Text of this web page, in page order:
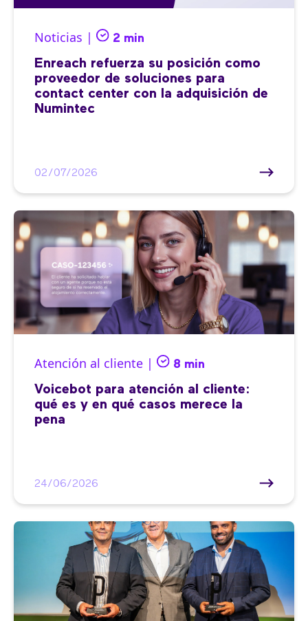
Noticias | 2 min
Enreach refuerza su posición como
proveedor de soluciones para
contact center con la adquisición de
Numintec
02/07/2026
Atención al cliente | 8 min
Voicebot para atención al cliente:
qué es y en qué casos merece la
pena
24/06/2026